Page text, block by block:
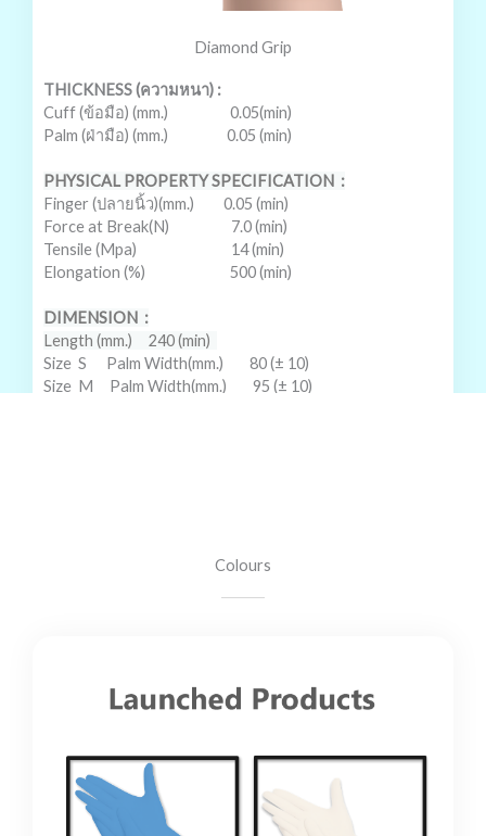
Diamond Grip
THICKNESS (ความหนา) :
Cuff (ข้อมือ) (mm.) 0.05(min)
Palm (ฝ่ามือ) (mm.) 0.05 (min)
PHYSICAL PROPERTY SPECIFICATION :
Finger (ปลายนิ้ว)(mm.) 0.05 (min)
Force at Break(N) 7.0 (min)
Tensile (Mpa) 14 (min)
Elongation (%) 500 (min)
DIMENSION :
Length (mm.)
240 (min)
Size S Palm Width(mm.)
80 (± 10)
Size M Palm Width(mm.)
95 (± 10)
Colours